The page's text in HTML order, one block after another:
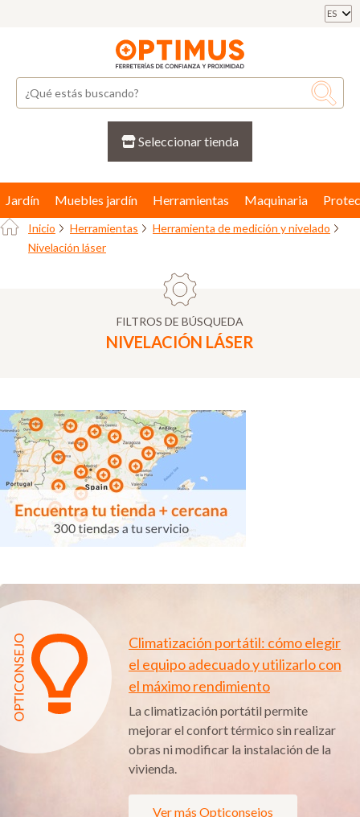
ES
Seleccionar tienda
Jardín Muebles jardín Herramientas Maquinaria
Inicio Herramientas
Herramienta de medición y nivelado
Nivelación láser
FILTROS DE BÚSQUEDA
NIVELACIÓN LÁSER
Climatización portátil: cómo elegir
el equipo adecuado y utilizarlo con
el máximo rendimiento
La climatización portátil permite
mejorar el confort térmico sin realizar
obras ni modificar la instalación de la
vivienda.
Ver más Opticonsejos